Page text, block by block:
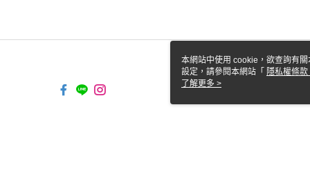
本網站中使用 cookie，欲查詢有
設定，請參閱本網站「 隱私權條款
使用 cookie。
了解更多 >